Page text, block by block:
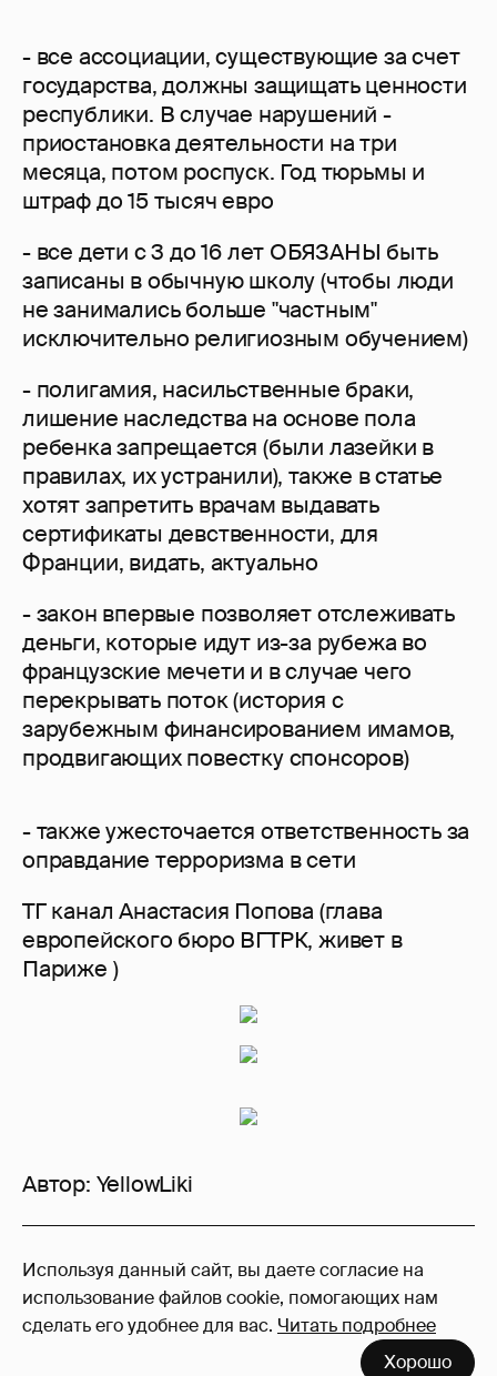
Используя данный сайт, вы даете согласие на
использование файлов cookie, помогающих нам
сделать его удобнее для вас. Читать подробнее
Хорошо
- все ассоциации, существующие за счет
государства, должны защищать ценности
республики. В случае нарушений -
приостановка деятельности на три
месяца, потом роспуск. Год тюрьмы и
штраф до 15 тысяч евро
- все дети с 3 до 16 лет ОБЯЗАНЫ быть
записаны в обычную школу (чтобы люди
не занимались больше "частным"
исключительно религиозным обучением)
- полигамия, насильственные браки,
лишение наследства на основе пола
ребенка запрещается (были лазейки в
правилах, их устранили), также в статье
хотят запретить врачам выдавать
сертификаты девственности, для
Франции, видать, актуально
- закон впервые позволяет отслеживать
деньги, которые идут из-за рубежа во
французские мечети и в случае чего
перекрывать поток (история с
зарубежным финансированием имамов,
продвигающих повестку спонсоров)
- также ужесточается ответственность за
оправдание терроризма в сети
ТГ канал Анастасия Попова (глава
европейского бюро ВГТРК, живет в
Париже )
Автор: YellowLiki
325
Войдите в аккаунт, чтобы читать и
оставлять комментарии